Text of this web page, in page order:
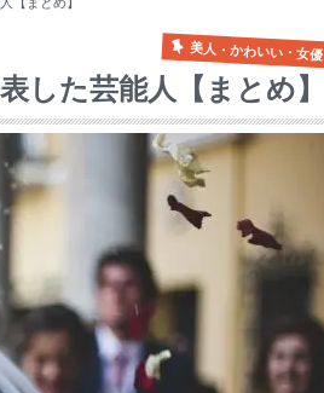
【まとめ】
美人・かわいい・女優
した芸能人【まとめ】